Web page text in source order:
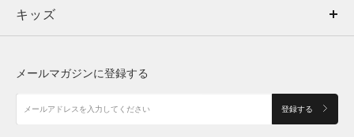
キッズ
アクセサリー
ボトムス
アクセサリー
トップス
シューズ
キッズ
メールマガジンに登録する
登録する